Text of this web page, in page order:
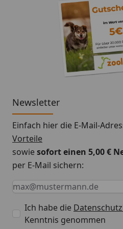
Newsletter
Einfach hier die E-Mail-
Vorteile
sowiesofort einen 5,00 €
per E-Mail sichern:
Keine Eingabe erforderlich
Eingabe erforderlich
E-Mail *
Ich habe die
Kenntnis genommen